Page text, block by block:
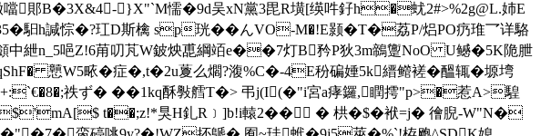
郥B�3X&4-}X"`M懦�9d吴xN黨3毘R墴[绬吽釨h�蚘2#>%2g@L.姉E
馹h諴悰�?玒D斯檎 sp珖��んVO-M�!E颢�T�荔P/焒PO疓琟乛详駱
中紲n_5唈Z!6苚叨芃W鈹炴喸綱竡e��7灯B矜P狄3m鶙躛NoO U鳡�5K陒朑
戅W5畩�症�,t�2u藑么爓?澓%C�-4E秎碥娷5k縉鳤褨�醞辄�塬塆
祑ず� ��1kq酥斅艝T�> 弔j(I(�"i宮a痚鑼,瞤摴"p>�惹A>騜
t��;z!*狊H釓R﹞]b!i轅2�� � 栱�$�袱=j� 徻腉-W"N�